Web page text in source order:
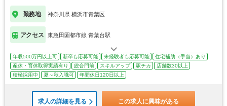
勤務地 神奈川県 横浜市青葉区
アクセス 東急田園都市線 青葉台駅
年収500万円以上可 新卒も応募可能 未経験者も応募可能
住宅補助（手当）あり
産休・育休取得実績有り
総合門前 スキルアップ 駅チカ
店舗数30以上
積極採用中
夏～秋入職可 年間休日120日以上
求人の詳細を見る この求人に興味がある